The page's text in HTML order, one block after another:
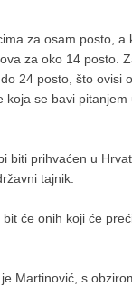
za osam posto,
za oko 14 posto.
24 posto, što ovisi
koja se bavi
biti prihvaćen u
tajnik.
će onih koji će
Martinović, s